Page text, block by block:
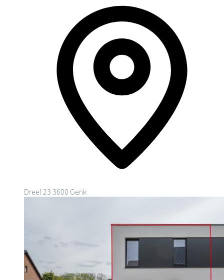
Dreef 23 3600 Genk